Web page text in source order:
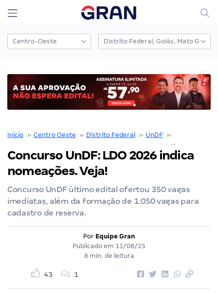
Início ›› Centro Oeste ›› Distrito Federal ›› UnDF ››
Concurso UnDF: LDO 2026 indica
nomeações. Veja!
Concurso UnDF último edital ofertou 350 vagas
imediatas, além da formação de 1.050 vagas para
cadastro de reserva.
Por Equipe Gran
Publicado em 11/08/25
8 min. de leitura
43 1